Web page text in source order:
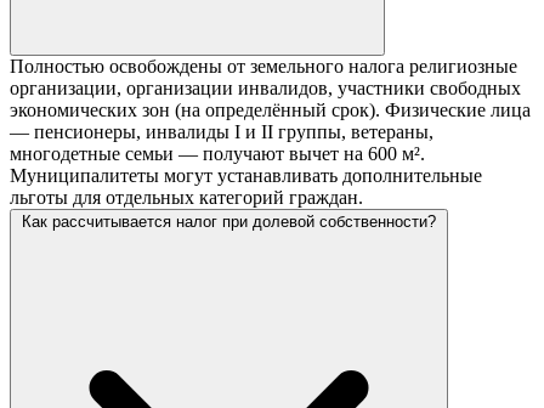
Полностью освобождены от земельного налога религиозные
организации, организации инвалидов, участники свободных
экономических зон (на определённый срок). Физические лица
— пенсионеры, инвалиды I и II группы, ветераны,
многодетные семьи — получают вычет на 600 м².
Муниципалитеты могут устанавливать дополнительные
льготы для отдельных категорий граждан.
Как рассчитывается налог при долевой собственности?